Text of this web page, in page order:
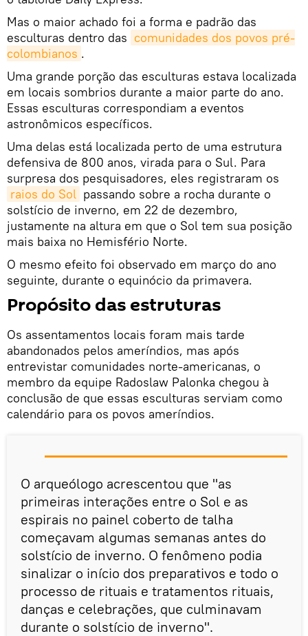
Mas o maior achado foi a forma e padrão das
esculturas dentro das comunidades dos povos pré-
colombianos .
Uma grande porção das esculturas estava localizada
em locais sombrios durante a maior parte do ano.
Essas esculturas correspondiam a eventos
astronômicos específicos.
Uma delas está localizada perto de uma estrutura
defensiva de 800 anos, virada para o Sul. Para
surpresa dos pesquisadores, eles registraram os
raios do Sol passando sobre a rocha durante o
solstício de inverno, em 22 de dezembro,
justamente na altura em que o Sol tem sua posição
mais baixa no Hemisfério Norte.
O mesmo efeito foi observado em março do ano
seguinte, durante o equinócio da primavera.
Propósito das estruturas
Os assentamentos locais foram mais tarde
abandonados pelos ameríndios, mas após
entrevistar comunidades norte-americanas, o
membro da equipe Radoslaw Palonka chegou à
conclusão de que essas esculturas serviam como
calendário para os povos ameríndios.
O arqueólogo acrescentou que "as
primeiras interações entre o Sol e as
espirais no painel coberto de talha
começavam algumas semanas antes do
solstício de inverno. O fenômeno podia
sinalizar o início dos preparativos e todo o
processo de rituais e tratamentos rituais,
danças e celebrações, que culminavam
durante o solstício de inverno".